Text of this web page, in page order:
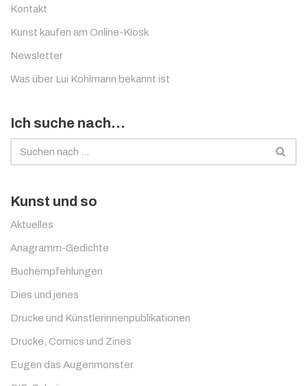
Kontakt
Kunst kaufen am Online-Kiosk
Newsletter
Was über Lui Kohlmann bekannt ist
Ich suche nach…
Kunst und so
Aktuelles
Anagramm-Gedichte
Buchempfehlungen
Dies und jenes
Drucke und Künstlerinnenpublikationen
Drucke, Comics und Zines
Eugen das Augenmonster